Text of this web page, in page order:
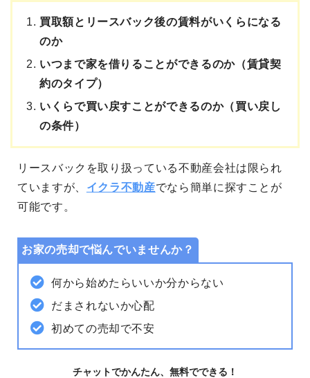
買取額とリースバック後の賃料がいくらになる
のか
いつまで家を借りることができるのか（賃貸契
約のタイプ）
いくらで買い戻すことができるのか（買い戻し
の条件）
リースバックを取り扱っている不動産会社は限られ
ていますが、 イクラ不動産でなら簡単に探すことが
可能です。
お家の売却で悩んでいませんか？
何から始めたらいいか分からない
だまされないか心配
初めての売却で不安
チャットでかんたん、無料でできる！